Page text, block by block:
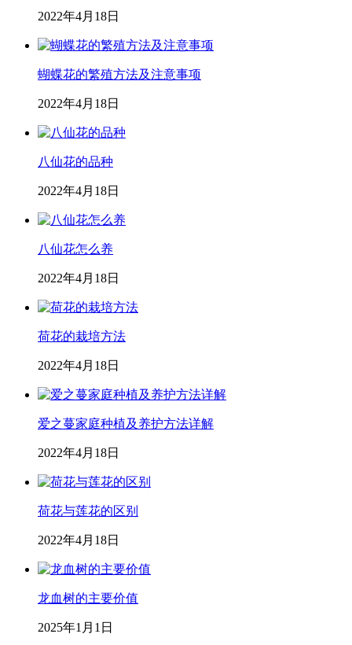
2022年4月18日
蝴蝶花的繁殖方法及注意事项
2022年4月18日
八仙花的品种
2022年4月18日
八仙花怎么养
2022年4月18日
荷花的栽培方法
2022年4月18日
爱之蔓家庭种植及养护方法详解
2022年4月18日
荷花与莲花的区别
2022年4月18日
龙血树的主要价值
2025年1月1日